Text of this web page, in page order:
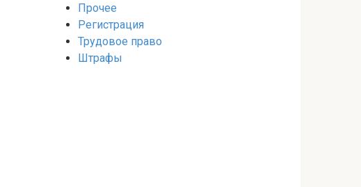
Прочее
Регистрация
Трудовое право
Штрафы